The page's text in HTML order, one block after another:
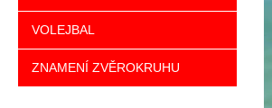
VOLEJBAL
ZNAMENÍ ZVĚROKRUHU